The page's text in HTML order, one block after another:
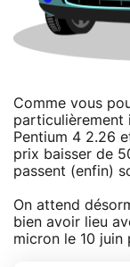
Comme vous
particulièrement
Pentium 4 2.26
prix baisser de
passent (enfin)
On attend
bien avoir lieu
micron le 10 juin